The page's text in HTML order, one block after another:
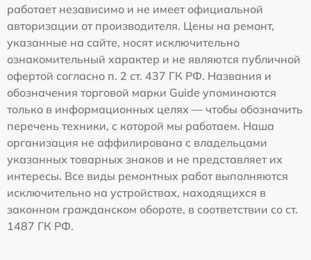
работает независимо и не имеет официальной
авторизации от производителя. Цены на ремонт,
указанные на сайте, носят исключительно
ознакомительный характер и не являются публичной
офертой согласно п. 2 ст. 437 ГК РФ. Названия и
обозначения торговой марки Guide упоминаются
только в информационных целях — чтобы обозначить
перечень техники, с которой мы работаем. Наша
организация не аффилирована с владельцами
указанных товарных знаков и не представляет их
интересы. Все виды ремонтных работ выполняются
исключительно на устройствах, находящихся в
законном гражданском обороте, в соответствии со ст.
1487 ГК РФ.